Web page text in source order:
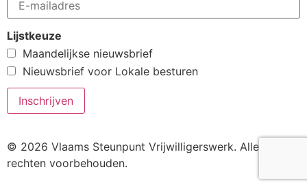
Lijstkeuze
Maandelijkse nieuwsbrief
Nieuwsbrief voor Lokale besturen
© 2026 Vlaams Steunpunt Vrijwilligerswerk. Alle
rechten voorbehouden.